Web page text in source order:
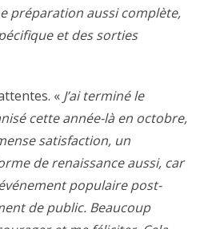
préparation aussi complète,
et des sorties
« J’ai terminé le
cette année-là en octobre,
satisfaction, un
de renaissance aussi, car
populaire post-
de public. Beaucoup